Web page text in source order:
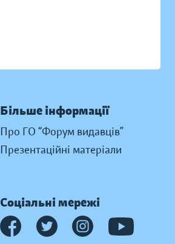
Більше інформації
Про ГО “Форум видавців”
Презентаційні матеріали
Соціальні мережі